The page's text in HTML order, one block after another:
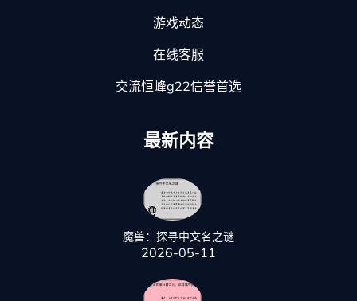
游戏动态
在线客服
交流恒峰g22信誉首选
最新内容
魔兽：探寻中文名之谜
2026-05-11